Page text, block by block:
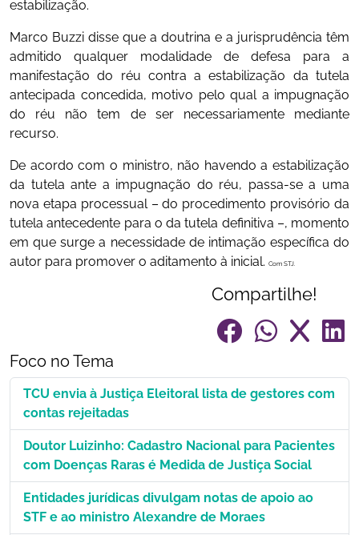
estabilização.
Marco Buzzi disse que a doutrina e a jurisprudência têm
admitido qualquer modalidade de defesa para a
manifestação do réu contra a estabilização da tutela
antecipada concedida, motivo pelo qual a impugnação
do réu não tem de ser necessariamente mediante
recurso.
De acordo com o ministro, não havendo a estabilização
da tutela ante a impugnação do réu, passa-se a uma
nova etapa processual – do procedimento provisório da
tutela antecedente para o da tutela definitiva –, momento
em que surge a necessidade de intimação específica do
autor para promover o aditamento à inicial. Com STJ.
Compartilhe!
Foco no Tema
TCU envia à Justiça Eleitoral lista de gestores com
contas rejeitadas
Doutor Luizinho: Cadastro Nacional para Pacientes
com Doenças Raras é Medida de Justiça Social
Entidades jurídicas divulgam notas de apoio ao
STF e ao ministro Alexandre de Moraes